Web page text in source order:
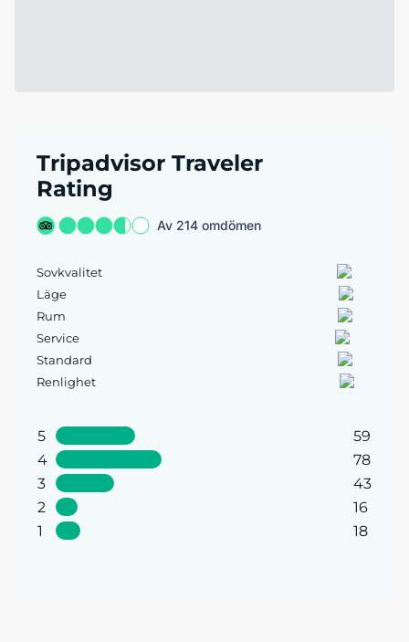
Tripadvisor Traveler
Rating
Av 214 omdömen
Sovkvalitet
Läge
Rum
Service
Standard
Renlighet
5
59
4
78
3
43
2
16
1
18